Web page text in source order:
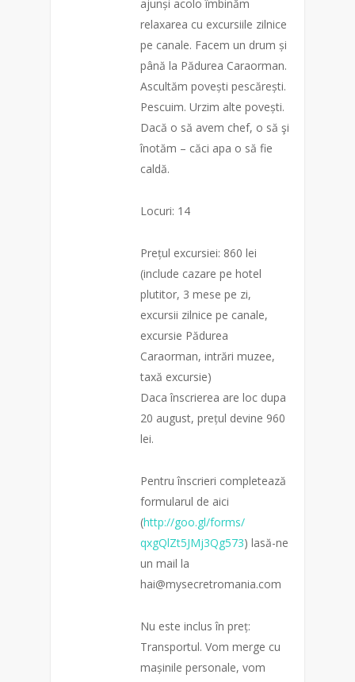
ajunși acolo îmbinăm
relaxarea cu excursiile zilnice
pe canale. Facem un drum și
până la Pădurea Caraorman.
Ascultăm povești pescărești.
Pescuim. Urzim alte povești.
Dacă o să avem chef, o să şi
înotăm – căci apa o să fie
caldă.
Locuri: 14
Prețul excursiei: 860 lei
(include cazare pe hotel
plutitor, 3 mese pe zi,
excursii zilnice pe canale,
excursie Pădurea
Caraorman, intrări muzee,
taxă excursie)
Daca înscrierea are loc dupa
20 august, prețul devine 960
lei.
Pentru înscrieri completează
formularul de aici
(http://goo.gl/forms/
qxgQlZt5JMj3Qg573) lasă-ne
un mail la
hai@mysecretromania.com
Nu este inclus în preț:
Transportul. Vom merge cu
mașinile personale, vom